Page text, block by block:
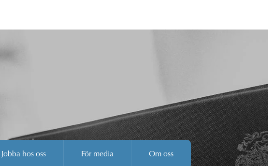
Jobba hos oss För media Om oss